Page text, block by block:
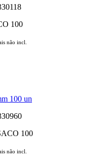
100
não incl.
100 un
100
não incl.